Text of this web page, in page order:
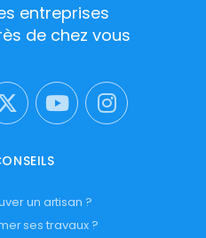
entreprises
de chez vous
un artisan ?
ses travaux ?